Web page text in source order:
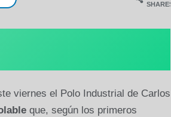
SHARES
viernes el Polo Industrial de Carlos
que, según los primeros